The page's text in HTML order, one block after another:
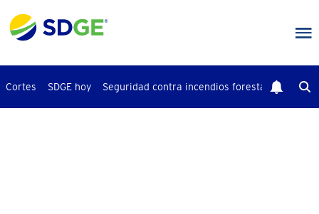
contenido
Cortes SDGE hoy Seguridad contra incendios forestales